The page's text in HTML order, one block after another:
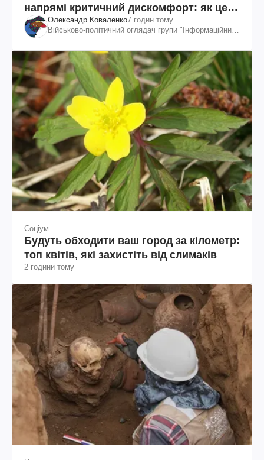
напрямі критичний дискомфорт: як це
вдалосяОлександр Коваленко7 годин тому
Військово-політичний оглядач групи "Інформаційний
Соціум
Будуть обходити ваш город за кілометр:
топ квітів, які захистіть від слимаків
2 години тому